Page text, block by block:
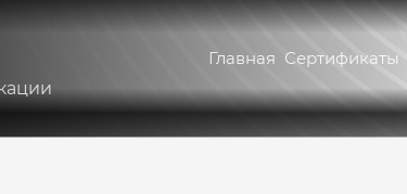
Главная Сертификаты